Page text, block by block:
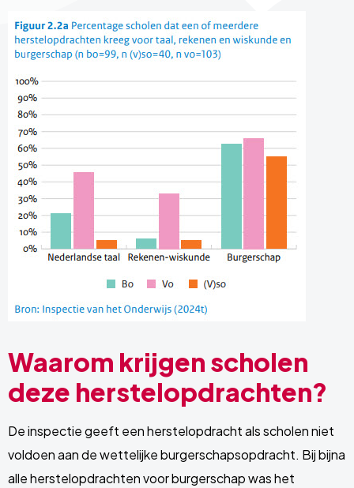
Waarom krijgen scholen
deze herstelopdrachten?
De inspectie geeft een herstelopdracht als scholen niet
voldoen aan de wettelijke burgerschapsopdracht. Bij bijna
alle herstelopdrachten voor burgerschap was het